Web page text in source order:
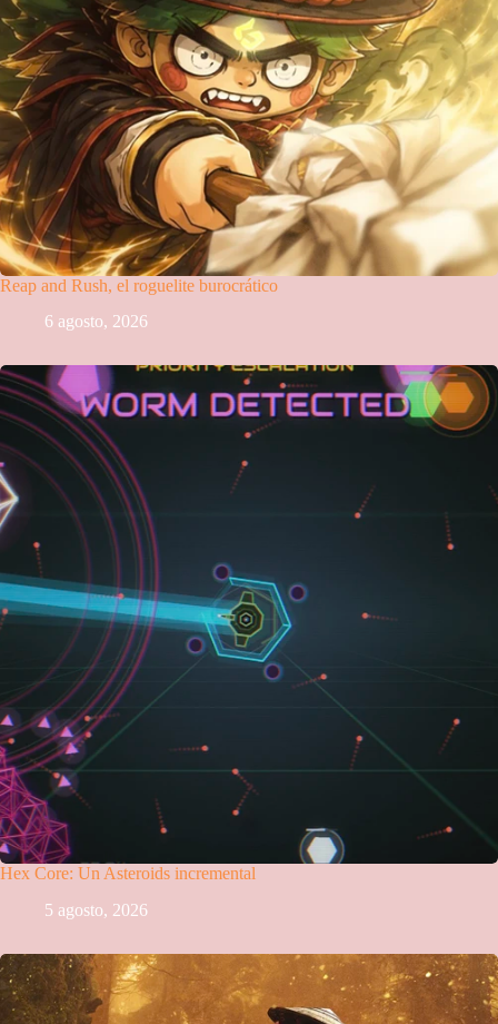
Reap and Rush, el roguelite burocrático
6 agosto, 2026
Hex Core: Un Asteroids incremental
5 agosto, 2026